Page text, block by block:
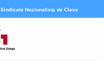
Sindicato Nacionalista de Clase